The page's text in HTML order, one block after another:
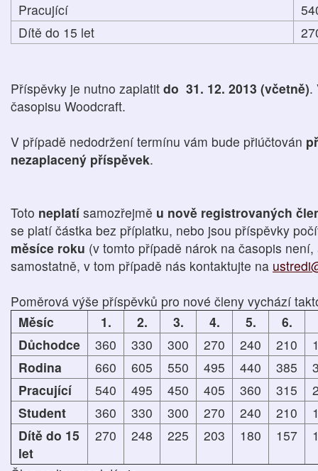
Pracující
Dítě do 15 let
Příspěvky je nutno zaplatit do 31. 12. 2013 (včetně).
časopisu Woodcraft.
V případě nedodržení termínu vám bude přiúčtován
nezaplacený příspěvek.
Toto neplatí samozřejmě u nově registrovaných
se platí částka bez příplatku, nebo jsou příspěvky
měsíce roku (v tomto případě nárok na časopis
samostatně, v tom případě nás kontaktujte na
Poměrová výše příspěvků pro nové členy vychází
Měsíc
1. 2. 3. 4. 5. 6.
Důchodce
360 330 300 270 240 210
Rodina
660 605 550 495 440 385
Pracující
540 495 450 405 360 315
Student
360 330 300 270 240 210
Dítě do 15
let
270 248 225 203 180 157